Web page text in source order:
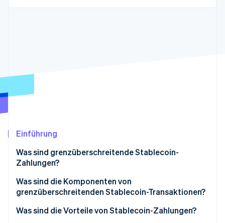
Online-Identitätsprüfung
Jetzt ansehen
Ecosystem
Einführung
Was sind grenzüberschreitende Stablecoin-
Zahlungen?
Was sind die Komponenten von
grenzüberschreitenden Stablecoin-Transaktionen?
Blockchain-Plattformen
Was sind die Vorteile von Stablecoin-Zahlungen?